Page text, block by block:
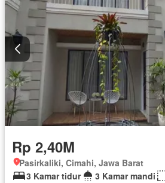
Rp 2,40M
Pasirkaliki, Cimahi, Jawa Barat
3 Kamar tidur
3 Kamar mandi